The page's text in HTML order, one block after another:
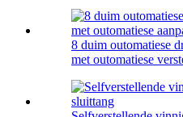
8 duim outomatiese
met outomatiese